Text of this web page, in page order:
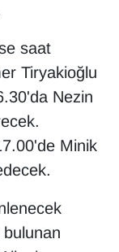
saat
Tiryakioğlu
Nezin
Minik